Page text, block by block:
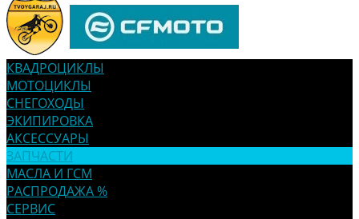
КВАДРОЦИКЛЫ
МОТОЦИКЛЫ
СНЕГОХОДЫ
ЭКИПИРОВКА
АКСЕССУАРЫ
ЗАПЧАСТИ
МАСЛА И ГСМ
РАСПРОДАЖА %
СЕРВИС